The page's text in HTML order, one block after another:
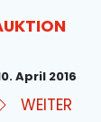
April 2016
WEITER